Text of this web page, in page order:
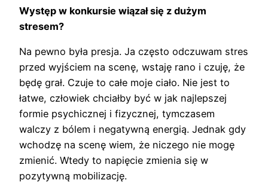
Występ w konkursie wiązał się z dużym
stresem?
Na pewno była presja. Ja często odczuwam stres
przed wyjściem na scenę, wstaję rano i czuję, że
będę grał. Czuje to całe moje ciało. Nie jest to
łatwe, człowiek chciałby być w jak najlepszej
formie psychicznej i fizycznej, tymczasem
walczy z bólem i negatywną energią. Jednak gdy
wchodzę na scenę wiem, że niczego nie mogę
zmienić. Wtedy to napięcie zmienia się w
pozytywną mobilizację.